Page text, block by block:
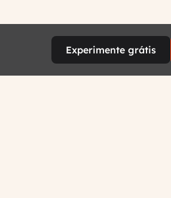
Experimente grátis